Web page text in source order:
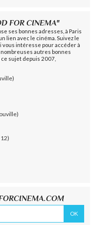
FOR CINEMA"
ses bonnes adresses, à Paris
lien avec le cinéma. Suivez le
vous intéresse pour accéder à
autres bonnes
sujet depuis 2007,